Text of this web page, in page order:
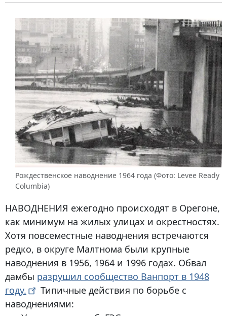
Рождественское наводнение 1964 года (Фото: Levee Ready
Columbia)
НАВОДНЕНИЯ ежегодно происходят в Орегоне,
как минимум на жилых улицах и окрестностях.
Хотя повсеместные наводнения встречаются
редко, в округе Малтнома были крупные
наводнения в 1956, 1964 и 1996 годах. Обвал
дамбы разрушил сообщество Ванпорт в 1948
году.
Типичные действия по борьбе с
наводнениями: